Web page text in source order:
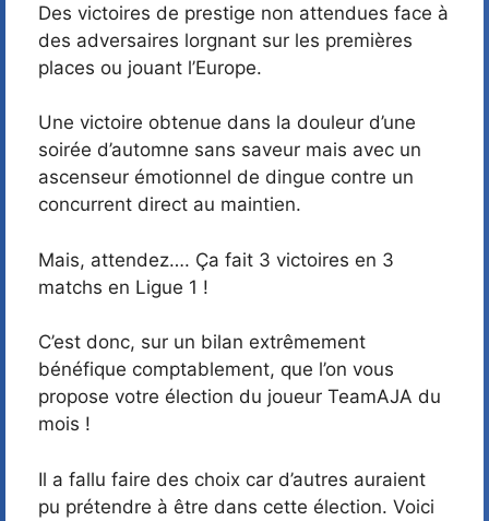
Des victoires de prestige non attendues face à
des adversaires lorgnant sur les premières
places ou jouant l’Europe.
Une victoire obtenue dans la douleur d’une
soirée d’automne sans saveur mais avec un
ascenseur émotionnel de dingue contre un
concurrent direct au maintien.
Mais, attendez…. Ça fait 3 victoires en 3
matchs en Ligue 1 !
C’est donc, sur un bilan extrêmement
bénéfique comptablement, que l’on vous
propose votre élection du joueur TeamAJA du
mois !
Il a fallu faire des choix car d’autres auraient
pu prétendre à être dans cette élection. Voici